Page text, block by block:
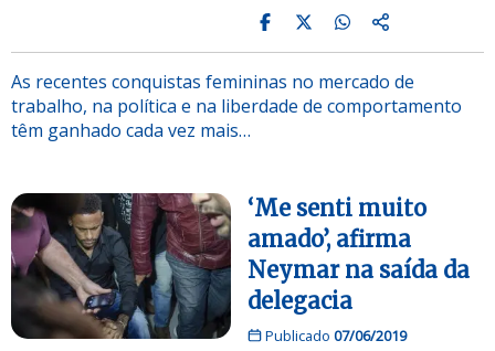
As recentes conquistas femininas no mercado de
trabalho, na política e na liberdade de comportamento
têm ganhado cada vez mais…
‘Me senti muito
amado’, afirma
Neymar na saída da
delegacia
Publicado 07/06/2019